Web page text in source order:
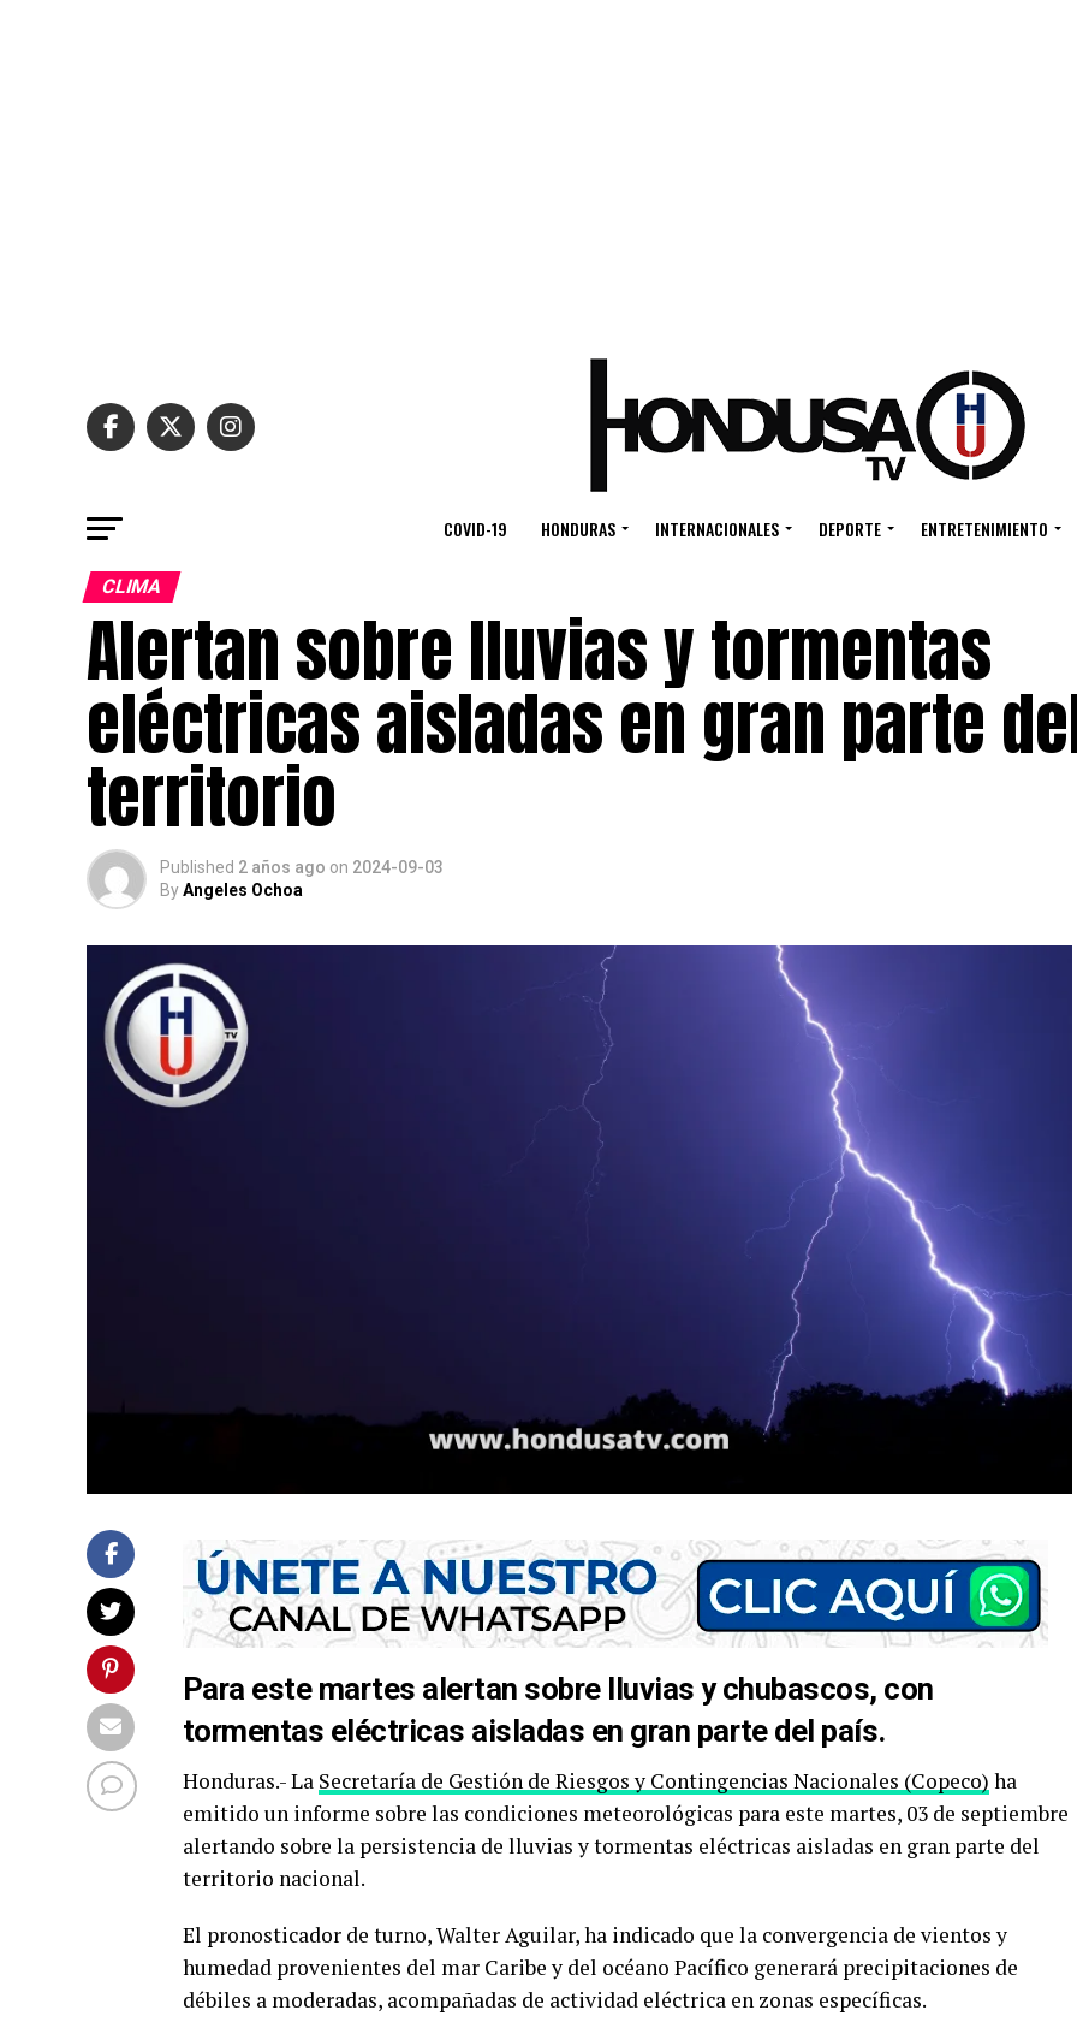
COVID-19 HONDURAS INTERNACIONALES DEPORTE ENTRETENIMIENTO
CLIMA
Alertan sobre lluvias y tormentas
eléctricas aisladas en gran parte
territorio
Published 2 años ago on 2024-09-03
ByAngeles Ochoa
Para este martes alertan sobre lluvias y chubascos, con
tormentas eléctricas aisladas en gran parte del país.
Honduras.- La Secretaría de Gestión de Riesgos y Contingencias Nacionales (Copeco) ha
emitido un informe sobre las condiciones meteorológicas para este martes, 03 de septiembre
alertando sobre la persistencia de lluvias y tormentas eléctricas aisladas en gran parte del
territorio nacional.
El pronosticador de turno, Walter Aguilar, ha indicado que la convergencia de vientos y
humedad provenientes del mar Caribe y del océano Pacífico generará precipitaciones de
débiles a moderadas, acompañadas de actividad eléctrica en zonas específicas.